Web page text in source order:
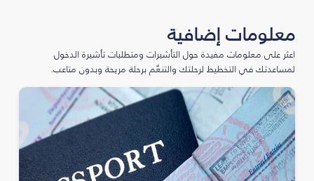
معلومات إضافية
اعثر على معلومات مفيدة حول التأشيرات ومتطلبات تأشيرة الدخول
لمساعدتك في التخطيط لرحلتك والتنعّم برحلة مريحة وبدون متاعب.